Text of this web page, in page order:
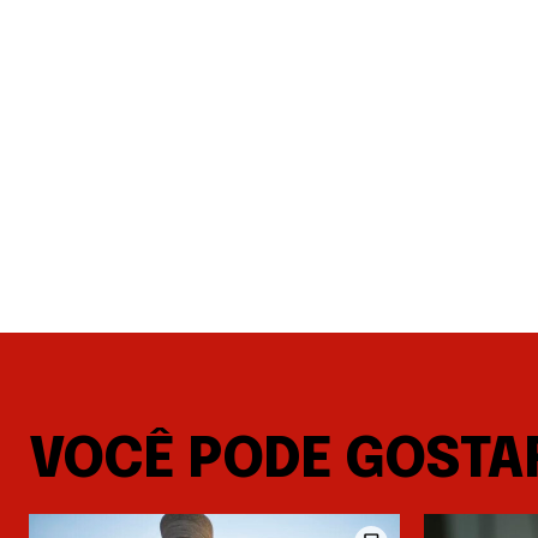
VOCÊ PODE